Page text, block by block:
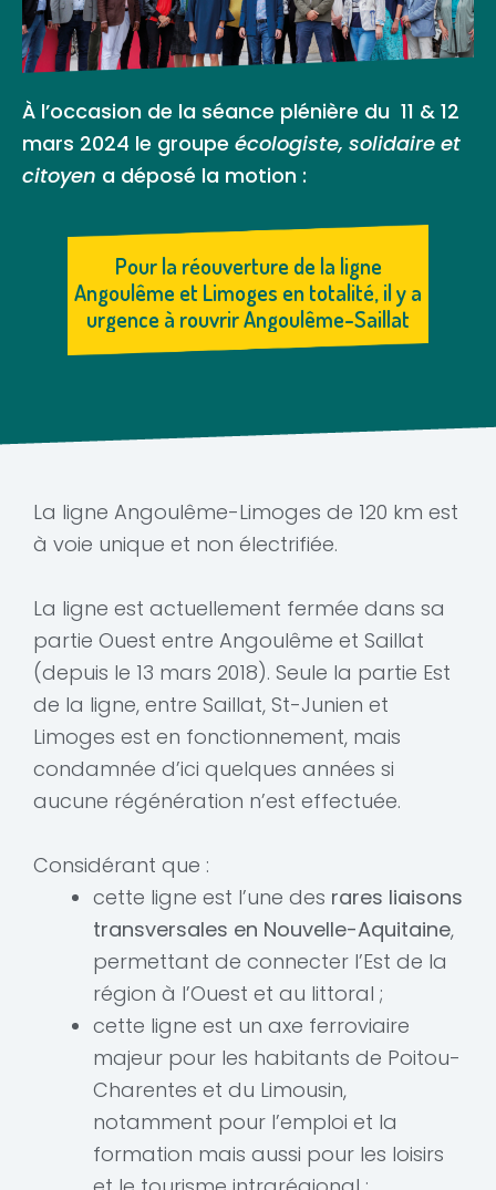
À l’occasion de la séance plénière du 11 & 12
mars 2024 le groupe écologiste, solidaire et
citoyen a déposé la motion :
Pour la réouverture de la ligne
Angoulême et Limoges en totalité, il y a
urgence à rouvrir Angoulême-Saillat
La ligne Angoulême-Limoges de 120 km est
à voie unique et non électrifiée.
La ligne est actuellement fermée dans sa
partie Ouest entre Angoulême et Saillat
(depuis le 13 mars 2018). Seule la partie Est
de la ligne, entre Saillat, St-Junien et
Limoges est en fonctionnement, mais
condamnée d’ici quelques années si
aucune régénération n’est effectuée.
Considérant que :
cette ligne est l’une des rares liaisons
transversales en Nouvelle-Aquitaine,
permettant de connecter l’Est de la
région à l’Ouest et au littoral ;
cette ligne est un axe ferroviaire
majeur pour les habitants de Poitou-
Charentes et du Limousin,
notamment pour l’emploi et la
formation mais aussi pour les loisirs